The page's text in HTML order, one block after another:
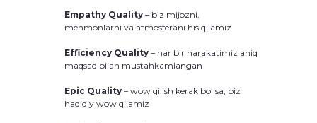
Empathy Quality – biz mijozni,
mehmonlarni va atmosferani his qilamiz
Efficiency Quality – har bir harakatimiz aniq
maqsad bilan mustahkamlangan
Epic Quality – wow qilish kerak bo‘lsa, biz
haqiqiy wow qilamiz
Professional rivojlanish
(bozorni monitoring qilish, ko‘nikmalarni
rivojlantirish, kurslar, treninglar, scout day,
kompaniyaning turli loyihalarida ishtirok
Amaliyot, yangi tajriba
Xatolar ustida ishlash